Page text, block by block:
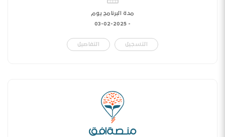
مدة البرنامج يوم
-
03-02-2025
التسجيل التفاصيل